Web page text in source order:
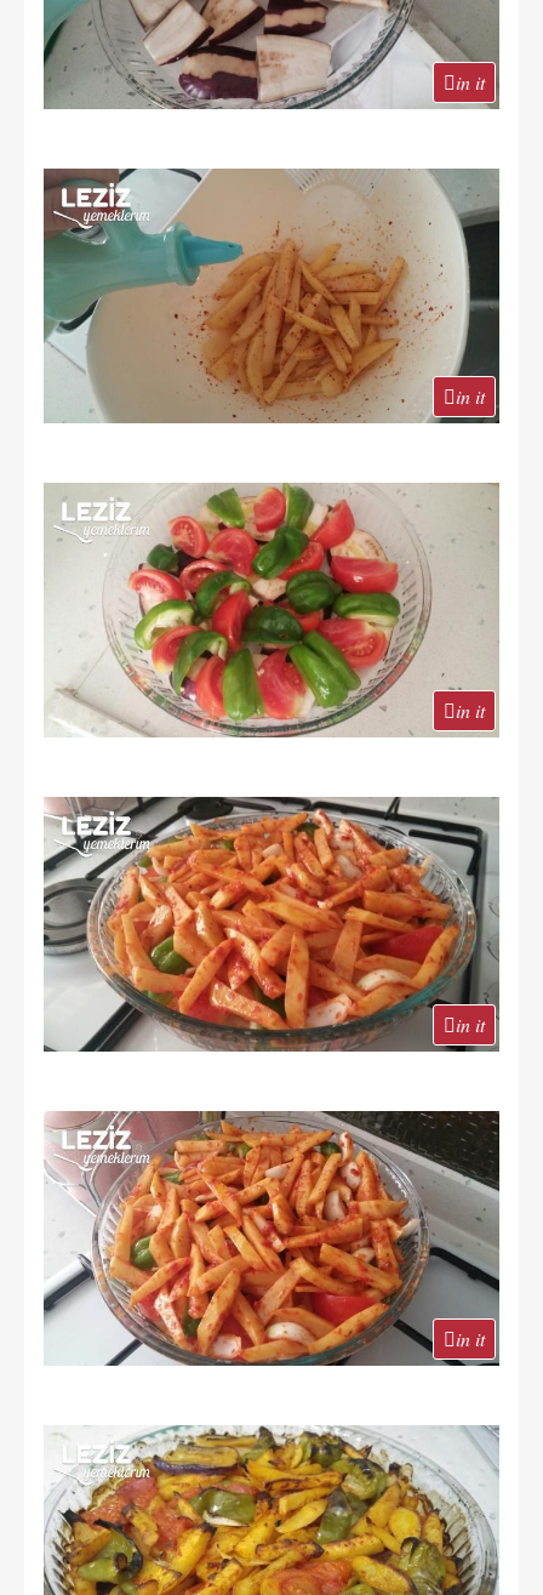
in it
in it
in it
in it
in it